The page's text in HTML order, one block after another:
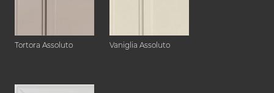
Tortora Assoluto Vaniglia Assoluto